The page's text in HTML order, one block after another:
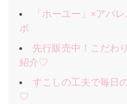
「ホーユー」×アパ
ボ
先行販売中！こだわ
紹介♡
すこしの工夫で毎日
♡